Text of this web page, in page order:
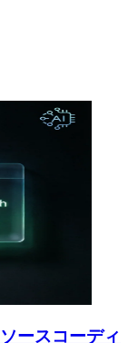
ースコーディ